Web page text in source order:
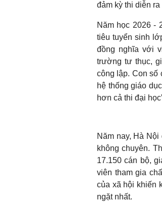
đảm kỳ thi diễn
Năm học 2026 -
tiêu tuyển sinh
đồng nghĩa với
trường tư thục,
công lập. Con số
hệ thống giáo
hơn cả thi đại
Năm nay, Hà
không chuyên.
17.150 cán bộ,
viên tham gia
của xã hội khiến
ngặt nhất.